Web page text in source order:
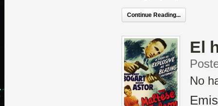
Continue Reading...
El
No